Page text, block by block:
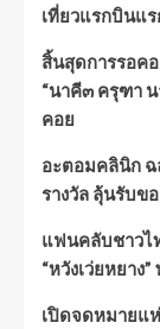
เที่ยวแรกบินแ
สิ้นสุดการรอค
“นาคี๓ ครุฑา
คอย
อะตอมคลินิก ฉ
รางวัล ลุ้นรับข
แฟนคลับชาวไ
“หวังเว่ยหยาง
เปิดจดหมายแ